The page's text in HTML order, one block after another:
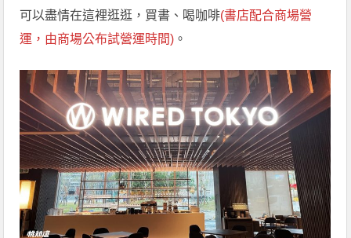
可以盡情在這裡逛逛，買書、喝咖啡(書店配合商場營
運，由商場公布試營運時間) 。